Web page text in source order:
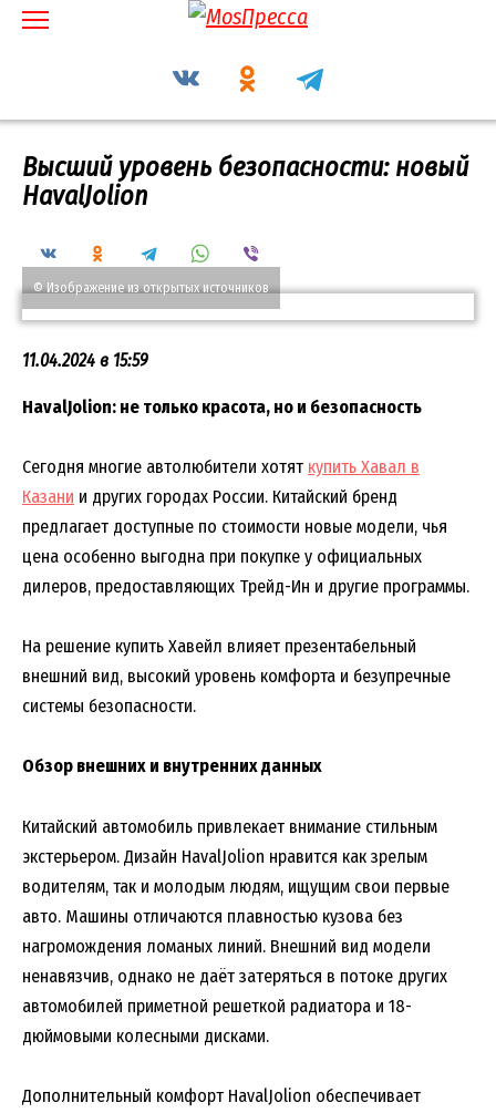
Перейти
Высший уровень безопасности: новый
HavalJolion
© Изображение из открытых источников
11.04.2024 в 15:59
HavalJolion: не только красота, но и безопасность
Сегодня многие автолюбители хотят купить Хавал в
Казани и других городах России. Китайский бренд
предлагает доступные по стоимости новые модели, чья
цена особенно выгодна при покупке у официальных
дилеров, предоставляющих Трейд-Ин и другие программы.
На решение купить Хавейл влияет презентабельный
внешний вид, высокий уровень комфорта и безупречные
системы безопасности.
Обзор внешних и внутренних данных
Китайский автомобиль привлекает внимание стильным
экстерьером. Дизайн HavalJolion нравится как зрелым
водителям, так и молодым людям, ищущим свои первые
авто. Машины отличаются плавностью кузова без
нагромождения ломаных линий. Внешний вид модели
ненавязчив, однако не даёт затеряться в потоке других
автомобилей приметной решеткой радиатора и 18-
дюймовыми колесными дисками.
Дополнительный комфорт HavalJolion обеспечивает